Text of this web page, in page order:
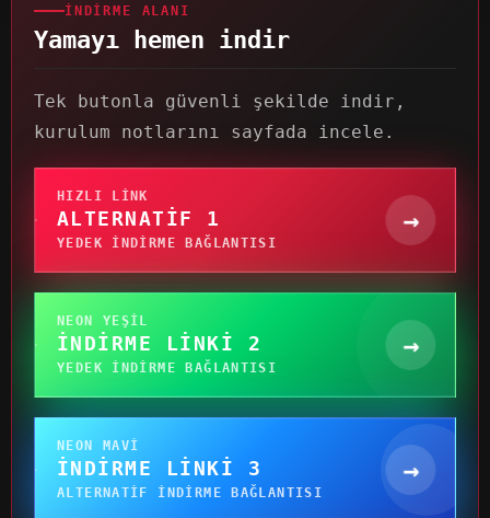
İNDIRME ALANI
Yamayı hemen indir
Tek butonla güvenli şekilde indir,
kurulum notlarını sayfada incele.
HIZLI LINK
ALTERNATIF 1
YEDEK INDIRME BAĞLANTISI
→
NEON YEŞIL
İNDIRME LINKI 2
YEDEK INDIRME BAĞLANTISI
→
NEON MAVI
İNDIRME LINKI 3
ALTERNATIF INDIRME BAĞLANTISI
→